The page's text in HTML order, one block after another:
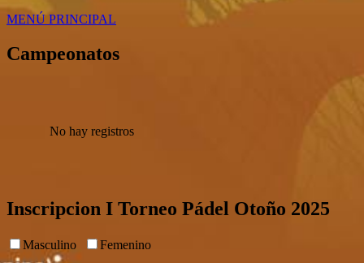
MENÚ PRINCIPAL
Campeonatos
No hay registros
Inscripcion I Torneo Pádel Otoño 2025
Masculino Femenino